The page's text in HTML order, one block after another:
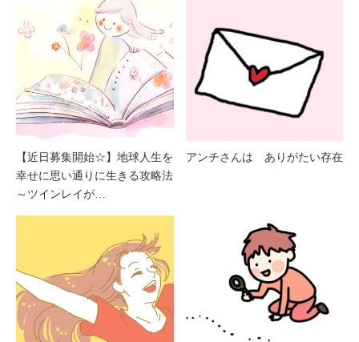
【近日募集開始☆】地球人生を
幸せに思い通りに生きる攻略法
～ツインレイが…
アンチさんは ありがたい存在